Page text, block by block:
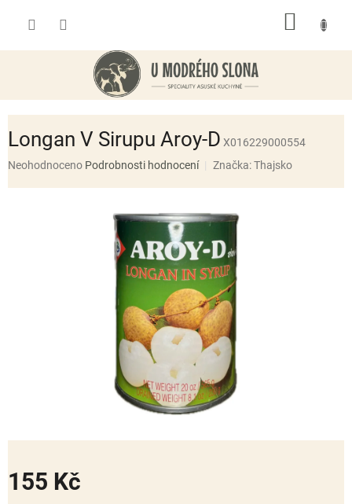
Longan V Sirupu Aroy-D X016229000554
Průměrné
Neohodnoceno Podrobnosti hodnocení Značka:Thajsko
155 Kč